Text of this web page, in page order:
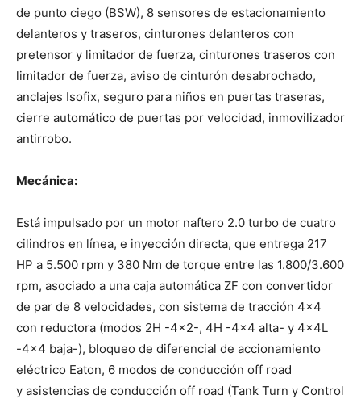
de punto ciego (BSW), 8 sensores de estacionamiento
delanteros y traseros, cinturones delanteros con
pretensor y limitador de fuerza, cinturones traseros con
limitador de fuerza, aviso de cinturón desabrochado,
anclajes Isofix, seguro para niños en puertas traseras,
cierre automático de puertas por velocidad, inmovilizador
antirrobo.
Mecánica:
Está impulsado por un motor naftero 2.0 turbo de cuatro
cilindros en línea, e inyección directa, que entrega 217
HP a 5.500 rpm y 380 Nm de torque entre las 1.800/3.600
rpm, asociado a una caja automática ZF con convertidor
de par de 8 velocidades, con sistema de tracción 4×4
con reductora (modos 2H -4×2-, 4H -4×4 alta- y 4x4L
-4×4 baja-), bloqueo de diferencial de accionamiento
eléctrico Eaton, 6 modos de conducción off road
y asistencias de conducción off road (Tank Turn y Control